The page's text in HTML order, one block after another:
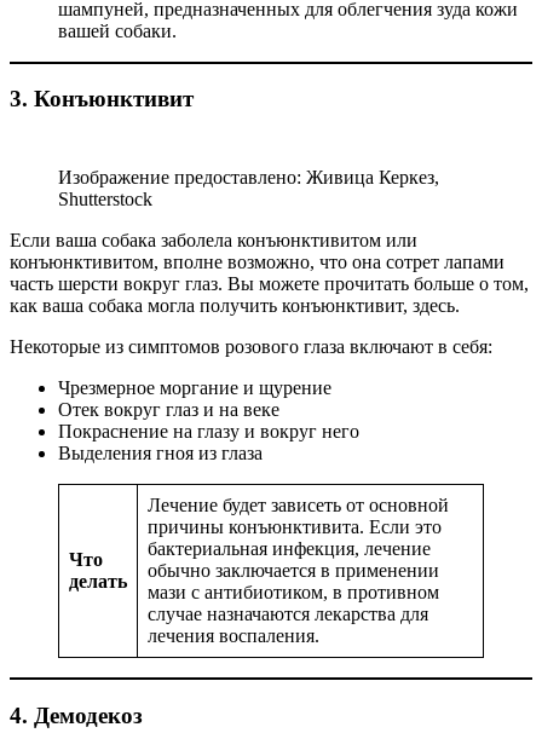
шампуней, предназначенных для облегчения зуда кожи
вашей собаки.
3. Конъюнктивит
Изображение предоставлено: Живица Керкез,
Shutterstock
Если ваша собака заболела конъюнктивитом или
конъюнктивитом, вполне возможно, что она сотрет лапами
часть шерсти вокруг глаз. Вы можете прочитать больше о том,
как ваша собака могла получить конъюнктивит, здесь.
Некоторые из симптомов розового глаза включают в себя:
Чрезмерное моргание и щурение
Отек вокруг глаз и на веке
Покраснение на глазу и вокруг него
Выделения гноя из глаза
Что
делать
Лечение будет зависеть от основной
причины конъюнктивита. Если это
бактериальная инфекция, лечение
обычно заключается в применении
мази с антибиотиком, в противном
случае назначаются лекарства для
лечения воспаления.
4. Демодекоз